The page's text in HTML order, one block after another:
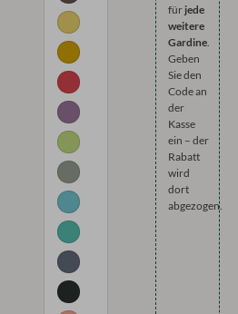
für jede
weitere
Gardine.
Geben
Sie den
Code an
der
Kasse
ein – der
Rabatt
wird
dort
abgezogen.